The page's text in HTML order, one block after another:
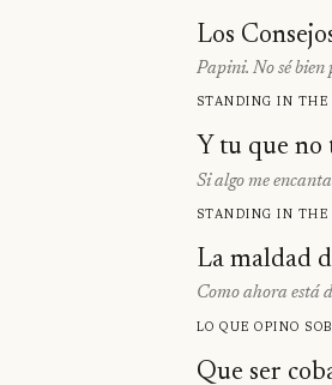
Los
Papini. No sé bien
Standing in
Y tu que no
Si algo me
Standing in
La maldad
Como ahora está
Lo que opino
Que ser